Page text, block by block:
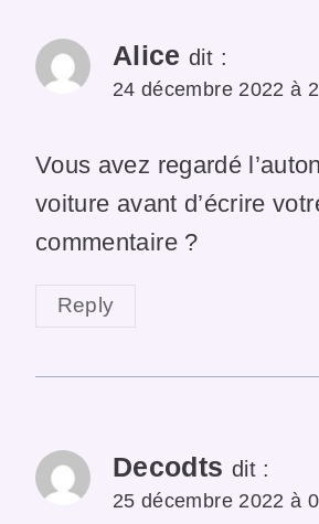
Alice dit :
24 décembre 2022 à
Vous avez regardé
voiture avant d’écrire
commentaire ?
Reply
Decodts dit :
25 décembre 2022 à